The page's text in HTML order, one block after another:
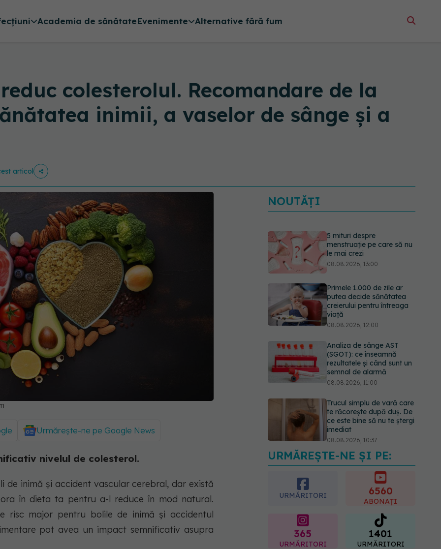
Academia de sănătateEvenimente Alternative fără fum
colesterolul. Recomandare de la
inimii, a vaselor de sânge și a
articol
Urmărește-ne pe Google News
nivelul de colesterol.
inimă și accident vascular cerebral, dar există
în dieta ta pentru a-l reduce în mod natural.
risc major pentru bolile de inimă și accidentul
pot avea un impact semnificativ asupra
NOUTĂȚI
5 mituri despre
menstruație pe care să nu
le mai crezi
08.08.2026, 13:00
Primele 1.000 de zile ar
putea decide sănătatea
creierului pentru întreaga
viață
08.08.2026, 12:00
Analiza de sânge AST
(SGOT): ce înseamnă
rezultatele și când sunt un
semnal de alarmă
08.08.2026, 11:00
Trucul simplu de vară care
te răcorește după duș. De
ce este bine să nu te ștergi
imediat
08.08.2026, 10:37
Bacteria din intestin care a
crescut forța musculară cu
08.08.2026, 14:00
URMĂREȘTE-NE ȘI PE:
URMĂRITORI 6560
ABONAȚI
365
URMĂRITORI
1401
URMĂRITORI